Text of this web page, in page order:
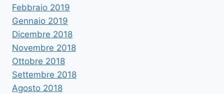
Febbraio 2019
Gennaio 2019
Dicembre 2018
Novembre 2018
Ottobre 2018
Settembre 2018
Agosto 2018